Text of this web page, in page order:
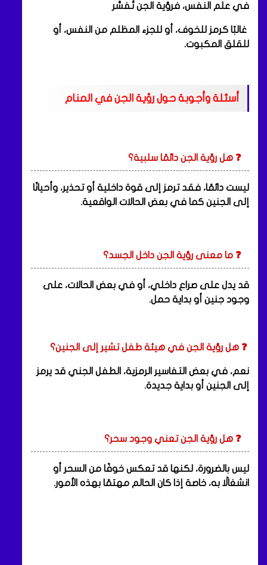
في علم النفس، فرؤية الجن تُفسَّر
غالبًا كرمز للخوف، أو للجزء المظلم من النفس، أو
للقلق المكبوت.
أسئلة وأجوبة حول رؤية الجن في المنام
❓ هل رؤية الجن دائمًا سلبية؟
ليست دائمًا، فقد ترمز إلى قوة داخلية أو تحذير، وأحيانًا
إلى الجنين كما في بعض الحالات الواقعية.
❓ ما معنى رؤية الجن داخل الجسد؟
قد يدل على صراع داخلي، أو في بعض الحالات، على
وجود جنين أو بداية حمل.
❓ هل رؤية الجن في هيئة طفل تشير إلى الجنين؟
نعم، في بعض التفاسير الرمزية، الطفل الجني قد يرمز
إلى الجنين أو بداية جديدة.
❓ هل رؤية الجن تعني وجود سحر؟
ليس بالضرورة، لكنها قد تعكس خوفًا من السحر أو
انشغالًا به، خاصة إذا كان الحالم مهتمًا بهذه الأمور.